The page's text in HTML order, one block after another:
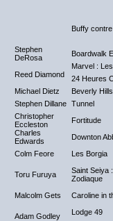
Buffy
Stephen
DeRosa
Boardwalk
Reed Diamond
Marvel :
24 Heures
Michael Dietz
Beverly Hills
Stephen Dillane Tunnel
Christopher
Eccleston
Fortitude
Charles
Edwards
Downton
Colm Feore
Les Borgia
Toru Furuya
Saint Seiya
Zodiaque
Malcolm Gets Caroline in
Adam Godley Lodge 49